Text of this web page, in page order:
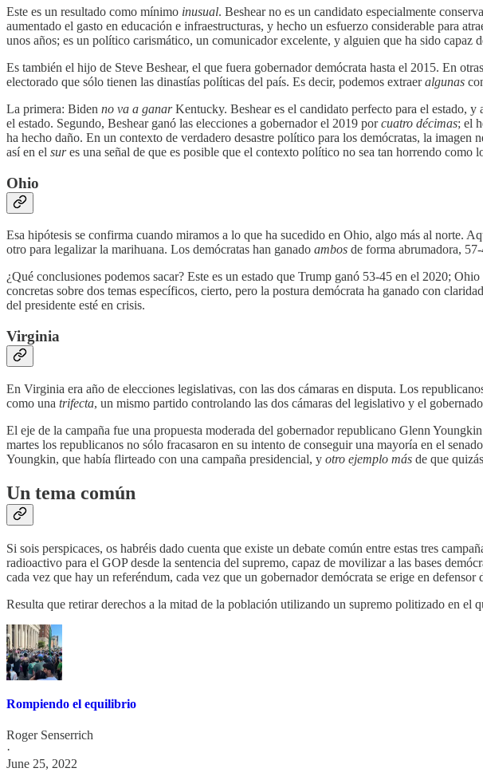
Este es un resultado como mínimo inusual. Beshear no es un candidato especialmente
aumentado el gasto en educación e infraestructuras, y hecho un esfuerzo considerable para
unos años; es un político carismático, un comunicador excelente, y alguien que ha sido capaz
Es también el hijo de Steve Beshear, el que fuera gobernador demócrata hasta el 2015. En
electorado que sólo tienen las dinastías políticas del país. Es decir, podemos extraeralgunas
La primera: Biden no va a ganarKentucky. Beshear es el candidato perfecto para el estado,
el estado. Segundo, Beshear ganó las elecciones a gobernador el 2019 porcuatro décimas; el
ha hecho daño. En un contexto de verdadero desastre político para los demócratas, la
así en el sures una señal de que es posible que el contexto político no sea tan horrendo como
Ohio
Esa hipótesis se confirma cuando miramos a lo que ha sucedido en Ohio, algo más al norte.
otro para legalizar la marihuana. Los demócratas han ganado ambos de forma abrumadora,
¿Qué conclusiones podemos sacar? Este es un estado que Trump ganó 53-45 en el 2020;
concretas sobre dos temas específicos, cierto, pero la postura demócrata ha ganado con
del presidente esté en crisis.
Virginia
En Virginia era año de elecciones legislativas, con las dos cámaras en disputa. Los
como una trifecta, un mismo partido controlando las dos cámaras del legislativo y el
El eje de la campaña fue una propuesta moderada del gobernador republicano Glenn
martes los republicanos no sólo fracasaron en su intento de conseguir una mayoría en el
Youngkin, que había flirteado con una campaña presidencial, y otro ejemplo más de que
Un tema común
Si sois perspicaces, os habréis dado cuenta que existe un debate común entre estas tres
radioactivo para el GOP desde la sentencia del supremo, capaz de movilizar a las bases
cada vez que hay un referéndum, cada vez que un gobernador demócrata se erige en defensor
Resulta que retirar derechos a la mitad de la población utilizando un supremo politizado en el
Rompiendo el equilibrio
Roger Senserrich
·
June 25, 2022